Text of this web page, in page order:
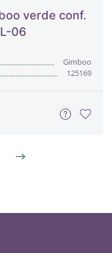
verde conf.
06
Gimboo
125169